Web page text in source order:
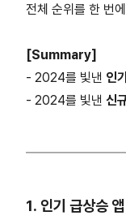
전체 순위를 한 번
[Summary]
- 2024를 빛낸 인
- 2024를 빛낸 신
1. 인기 급상승